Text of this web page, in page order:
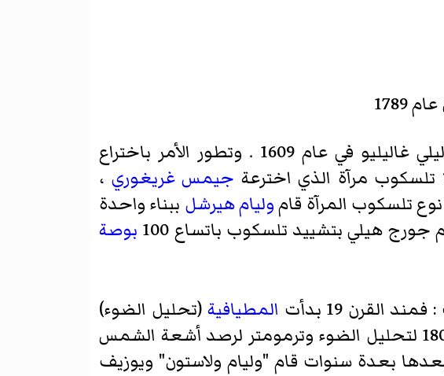
غاليليو
في عام 1609 . وتطور الأمر باختراع
تلسكوب مرآة الذي اخترعة جيمس غريغوري ،
تلسكوب المرآة قاموليام هيرشل ببناء واحدة
جورج هيليبتشييد تلسكوب باتساع 100
بوصة
19 بدأت المطيافية(تحليل الضوء)
في عام 1800 لتحليل الضوء وترمومتر لرصد أشعة الشمس
بعدة سنوات قام "وليام ولاستون" ويوزيف